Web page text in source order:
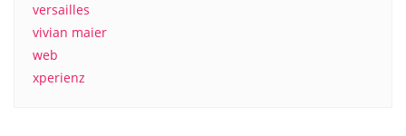
versailles
vivian maier
web
xperienz